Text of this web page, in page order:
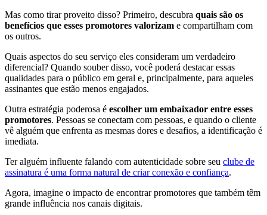
Mas como tirar proveito disso? Primeiro, descubra quais são os
benefícios que esses promotores valorizam e compartilham com
os outros.
Quais aspectos do seu serviço eles consideram um verdadeiro
diferencial? Quando souber disso, você poderá destacar essas
qualidades para o público em geral e, principalmente, para aqueles
assinantes que estão menos engajados.
Outra estratégia poderosa é escolher um embaixador entre esses
promotores. Pessoas se conectam com pessoas, e quando o cliente
vê alguém que enfrenta as mesmas dores e desafios, a identificação é
imediata.
Ter alguém influente falando com autenticidade sobre seu clube de
assinatura é uma forma natural de criar conexão e confiança.
Agora, imagine o impacto de encontrar promotores que também têm
grande influência nos canais digitais.